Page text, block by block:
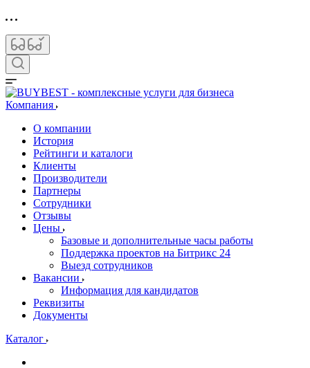
Компания
О компании
История
Рейтинги и каталоги
Клиенты
Производители
Партнеры
Сотрудники
Отзывы
Цены
Базовые и дополнительные часы работы
Поддержка проектов на Битрикс 24
Выезд сотрудников
Вакансии
Информация для кандидатов
Реквизиты
Документы
Каталог